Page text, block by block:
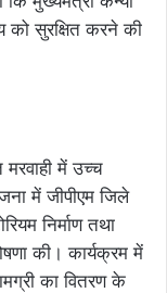
को सुरक्षित करने की
में उच्च
में जीपीएम जिले
निर्माण तथा
की। कार्यक्रम में
का वितरण के